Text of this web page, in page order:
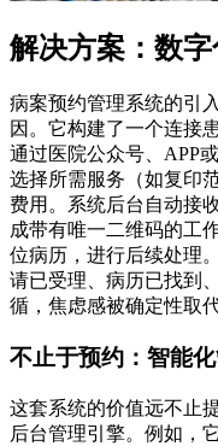
解决方案：数
病案预约管理系统的引
因。它构建了一个连接
通过医院公众号、APP
选择所需服务（如复印
费用。系统后台自动接
成带有唯一二维码的工
位病历，进行后续处理
请已受理、病历已找到
循，焦虑感被确定性取代
不止于预约：智能
这套系统的价值远不止
后台管理引擎。例如，